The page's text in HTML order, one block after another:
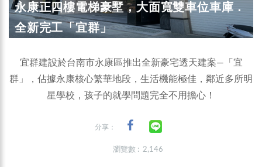
永康正四樓電梯豪墅，大面寬雙車位車庫．
全新完工「宜群」
宜群建設於台南市永康區推出全新豪宅透天建案—「宜
群」，佔據永康核心繁華地段，生活機能極佳，鄰近多所明
星學校，孩子的就學問題完全不用擔心！
分享：
瀏覽數 : 2,146